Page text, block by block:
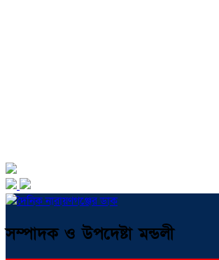
সম্পাদক ও উপদেষ্টা মন্ডলী